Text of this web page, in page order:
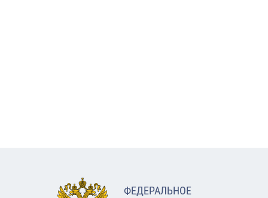
ФЕДЕРАЛЬНОЕ